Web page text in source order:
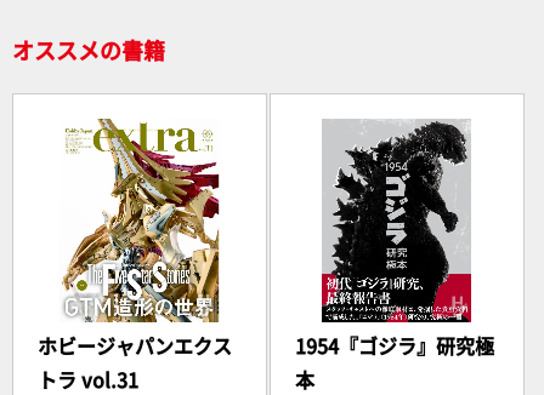
オススメの書籍
ホビージャパンエクス
トラ vol.31
1954『ゴジラ』研究極
本